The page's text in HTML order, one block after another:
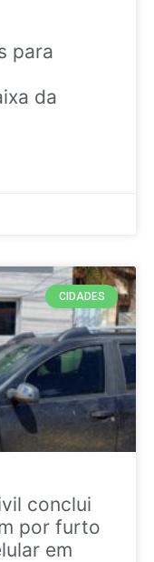
para
da
CIDADES
conclui
por furto
em